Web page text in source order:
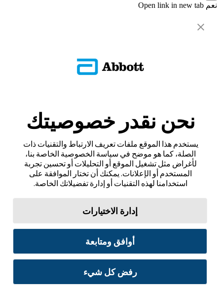
نعم Open link in new tab
نحن نقدر خصوصيتك
يستخدم هذا الموقع ملفات تعريف الارتباط والتقنيات ذات
الصلة، كما هو موضح في سياسة الخصوصية الخاصة بنا،
لأغراض مثل تشغيل الموقع أو التحليلات أو تحسين تجربة
المستخدم أو الإعلانات. يمكنك أن تختار الموافقة على
استخدامنا لهذه التقنيات أو إدارة تفضيلاتك الخاصة.
إدارة الاختيارات
أوافق ومتابعة
رفض كل شيء